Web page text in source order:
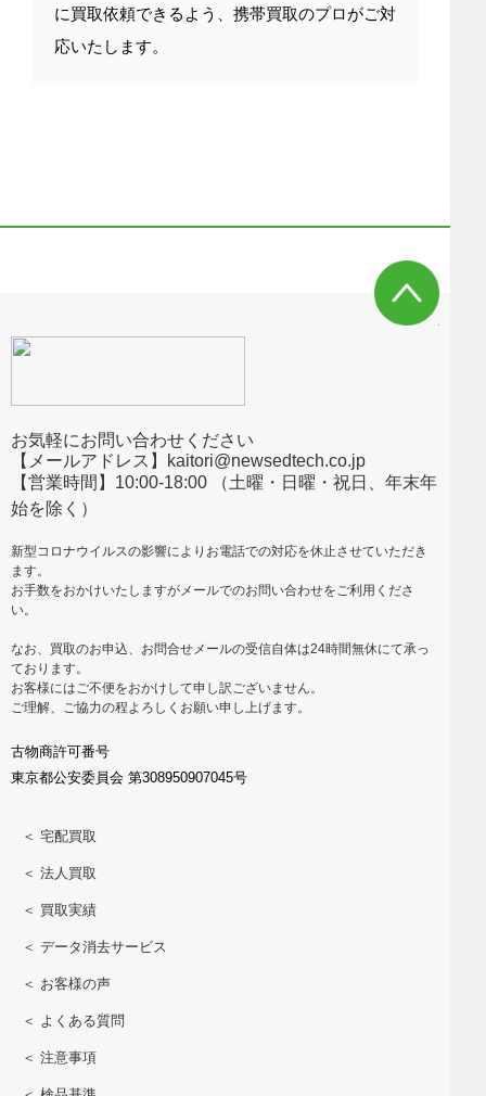
に買取依頼できるよう、携帯買取のプロがご対
応いたします。
お気軽にお問い合わせください
【メールアドレス】kaitori@newsedtech.co.jp
【営業時間】10:00-18:00 （土曜・日曜・祝日、年末年
始を除く）
新型コロナウイルスの影響によりお電話での対応を休止させていただき
ます。
お手数をおかけいたしますがメールでのお問い合わせをご利用くださ
い。
なお、買取のお申込、お問合せメールの受信自体は24時間無休にて承っ
ております。
お客様にはご不便をおかけして申し訳ございません。
ご理解、ご協力の程よろしくお願い申し上げます。
古物商許可番号
東京都公安委員会 第308950907045号
＜ 宅配買取
＜ 法人買取
＜ 買取実績
＜ データ消去サービス
＜ お客様の声
＜ よくある質問
＜ 注意事項